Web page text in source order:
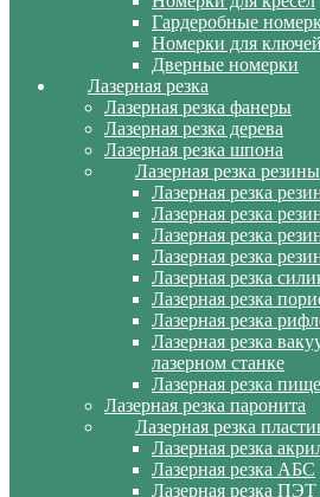
Гардеробные
Номерки для
Дверные номерки
Лазерная резка
Лазерная резка фанеры
Лазерная резка дерева
Лазерная резка шпона
Лазерная резка резины
Лазерная резка
Лазерная резка
Лазерная резка
Лазерная резка
Лазерная резка
Лазерная резка
Лазерная резка
Лазерная резка
лазерном станке
Лазерная резка
Лазерная резка паронита
Лазерная резка
Лазерная резка
Лазерная резка АБС
Лазерная резка ПЭТ